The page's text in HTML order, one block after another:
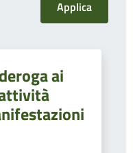
ai